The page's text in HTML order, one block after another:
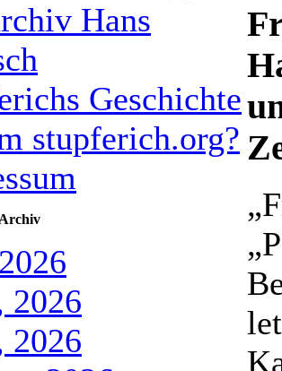
Hans
Geschichte
stupferich.org?
Archiv
2026